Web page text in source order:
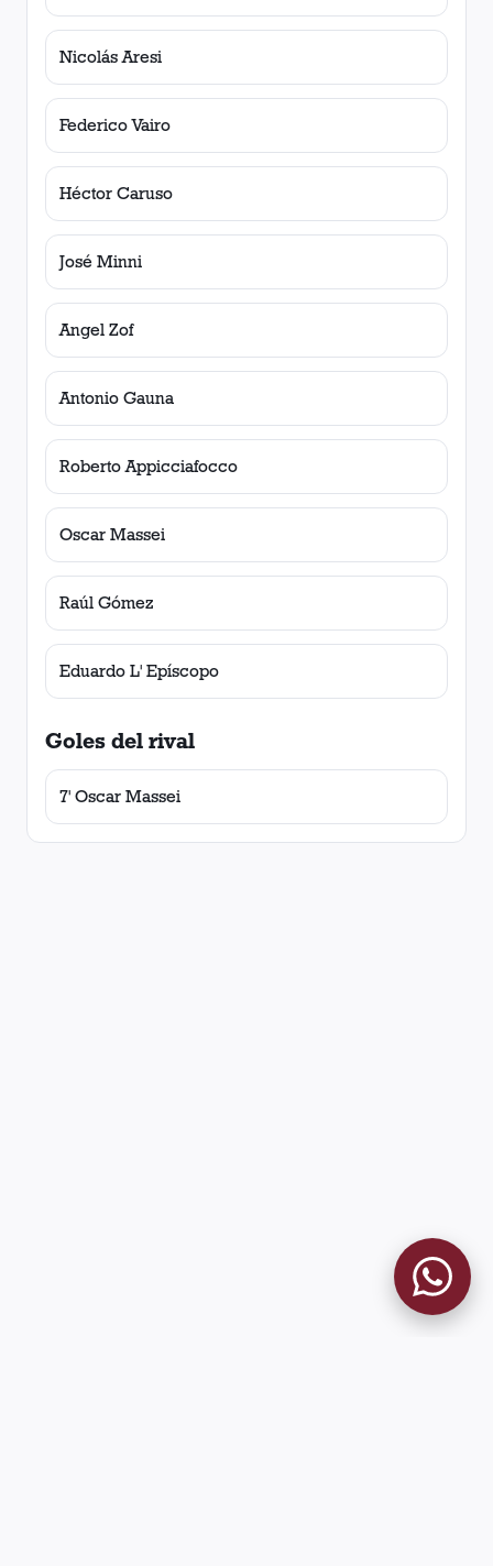
Nicolás Aresi
Federico Vairo
Héctor Caruso
José Minni
Angel Zof
Antonio Gauna
Roberto Appicciafocco
Oscar Massei
Raúl Gómez
Eduardo L' Epíscopo
Goles del rival
7' Oscar Massei